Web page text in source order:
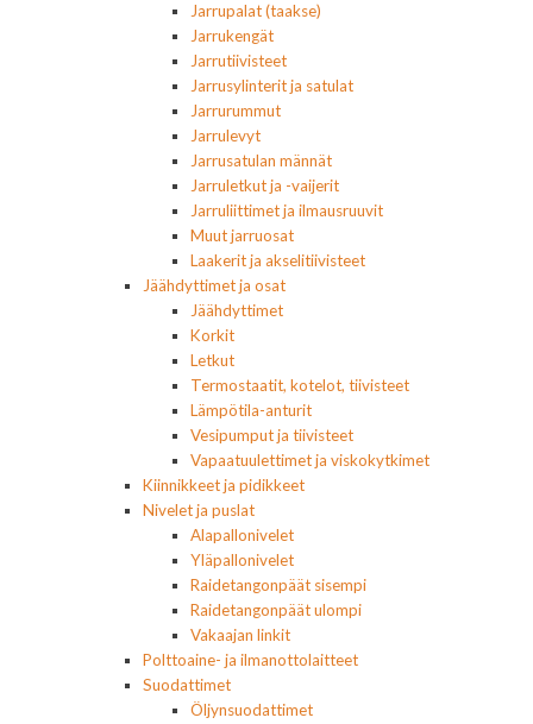
Jarrupalat (taakse)
Jarrukengät
Jarrutiivisteet
Jarrusylinterit ja satulat
Jarrurummut
Jarrulevyt
Jarrusatulan männät
Jarruletkut ja -vaijerit
Jarruliittimet ja ilmausruuvit
Muut jarruosat
Laakerit ja akselitiivisteet
Jäähdyttimet ja osat
Jäähdyttimet
Korkit
Letkut
Termostaatit, kotelot, tiivisteet
Lämpötila-anturit
Vesipumput ja tiivisteet
Vapaatuulettimet ja viskokytkimet
Kiinnikkeet ja pidikkeet
Nivelet ja puslat
Alapallonivelet
Yläpallonivelet
Raidetangonpäät sisempi
Raidetangonpäät ulompi
Vakaajan linkit
Polttoaine- ja ilmanottolaitteet
Suodattimet
Öljynsuodattimet